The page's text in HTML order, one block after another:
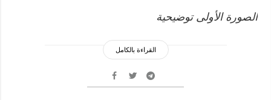
الصورة الأولى توضيحية
القراءة بالكامل